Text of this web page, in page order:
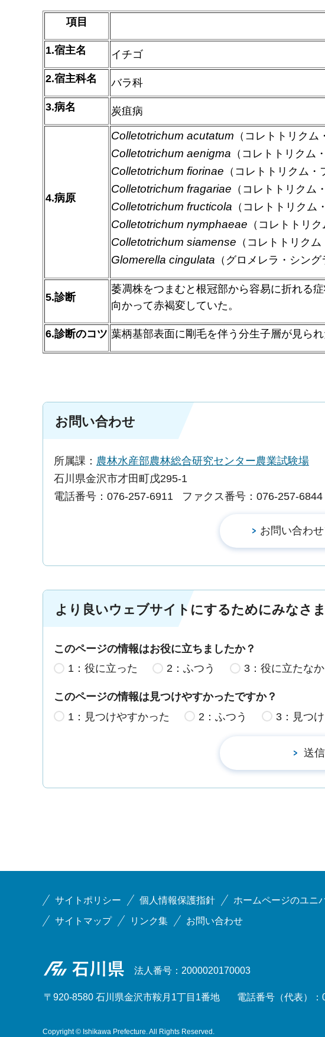
項目
1.宿主名 イチゴ
2.宿主科名 バラ科
3.病名 炭疽病
4.病原
Colletotrichum acutatum （コレトトリクム
Colletotrichum aenigma （コレトトリクム
Colletotrichum fiorinae （コレトトリクム・
Colletotrichum fragariae （コレトトリクム
Colletotrichum fructicola （コレトトリクム
Colletotrichum nymphaeae （コレトトリ
Colletotrichum siamense （コレトトリクム
Glomerella cingulata （グロメレラ・シング
5.診断
萎凋株をつまむと根冠部から容易に折れる
向かって赤褐変していた。
6.診断のコツ 葉柄基部表面に剛毛を伴う分生子層が見られ
お問い合わせ
所属課： 農林水産部農林総合研究センター農業試験場
石川県金沢市才田町戊295-1
電話番号：076-257-6911
ファクス番号：076-257-6844
より良いウェブサイトにするためにみなさ
このページの情報はお役に立ちましたか？
1：役に立った
2：ふつう 3：役に立たな
このページの情報は見つけやすかったですか？
1：見つけやすかった
2：ふつう 3：見つ
サイトポリシー 個人情報保護指針 ホームページのユニ
サイトマップ リンク集 お問い合わせ
石川県 法人番号：2000020170003
〒920-8580 石川県金沢市鞍月1丁目1番地 電話番号（代表）：
Copyright © Ishikawa Prefecture. All Rights Reserved.